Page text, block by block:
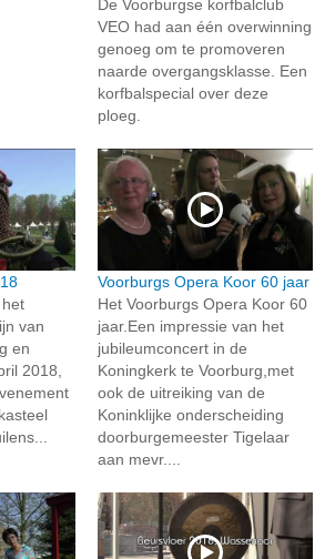
De Voorburgse korfbalclub
VEO had aan één overwinning
genoeg om te promoveren
naarde overgangsklasse. Een
korfbalspecial over deze
ploeg.
van
en
2018,
Voorburgs Opera Koor 60 jaar
Het Voorburgs Opera Koor 60
jaar.Een impressie van het
jubileumconcert in de
Koningkerk te Voorburg,met
ook de uitreiking van de
Koninklijke onderscheiding
doorburgemeester Tigelaar
aan mevr....